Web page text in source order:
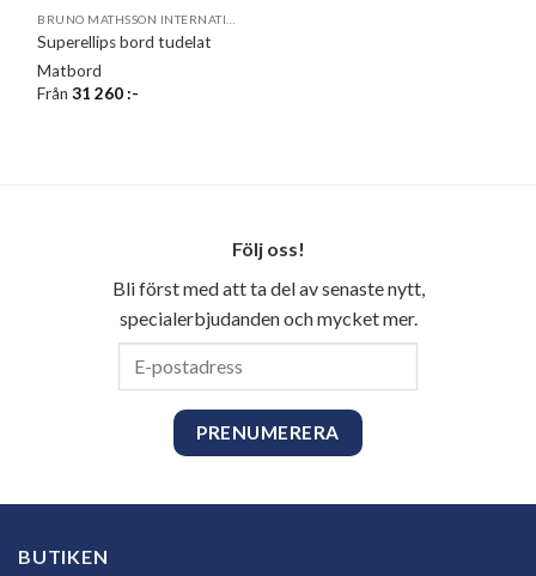
Superellips bord tudelat
Matbord
Från31 260:-
Följ oss!
Bli först med att ta del av senaste nytt,
specialerbjudanden och mycket mer.
BUTIKEN